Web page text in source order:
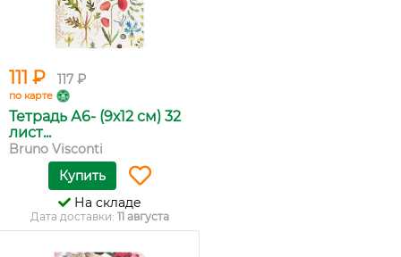
111 ₽ 117 ₽
по карте
Тетрадь А6- (9х12 см) 32
лист...
Bruno Visconti
Купить
На складе
Дата доставки: 11 августа